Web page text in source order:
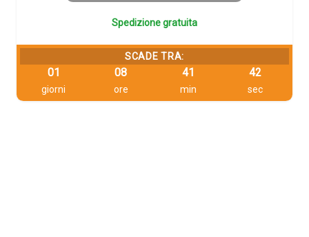
Spedizione gratuita
SCADE TRA:
01
giorni
08
ore
41
min
42
sec